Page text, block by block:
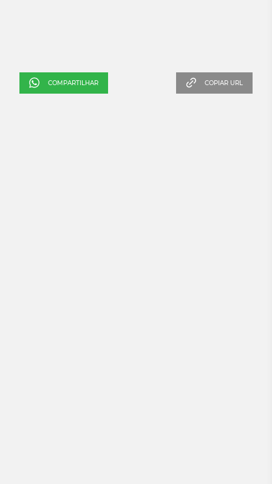
COMPARTILHAR COPIAR URL